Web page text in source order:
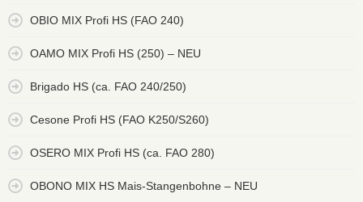
OBIO MIX Profi HS (FAO 240)
OAMO MIX Profi HS (250) – NEU
Brigado HS (ca. FAO 240/250)
Cesone Profi HS (FAO K250/S260)
OSERO MIX Profi HS (ca. FAO 280)
OBONO MIX HS Mais-Stangenbohne – NEU